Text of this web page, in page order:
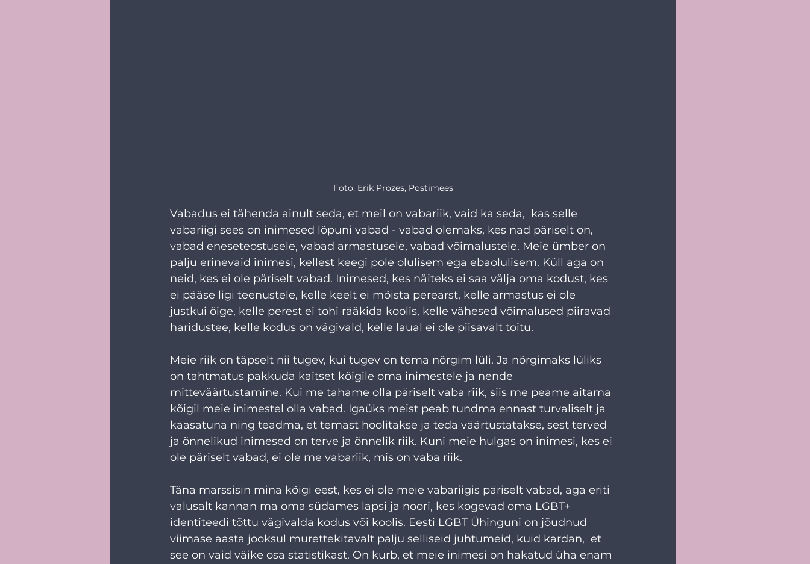
Foto: Erik Prozes, Postimees
Vabadus ei tähenda ainult seda, et meil on vabariik, vaid ka seda,  kas selle
vabariigi sees on inimesed lõpuni vabad - vabad olemaks, kes nad päriselt on,
vabad eneseteostusele, vabad armastusele, vabad võimalustele. Meie ümber on
palju erinevaid inimesi, kellest keegi pole olulisem ega ebaolulisem. Küll aga on
neid, kes ei ole päriselt vabad. Inimesed, kes näiteks ei saa välja oma kodust, kes
ei pääse ligi teenustele, kelle keelt ei mõista perearst, kelle armastus ei ole
justkui õige, kelle perest ei tohi rääkida koolis, kelle vähesed võimalused piiravad
haridustee, kelle kodus on vägivald, kelle laual ei ole piisavalt toitu.
Meie riik on täpselt nii tugev, kui tugev on tema nõrgim lüli. Ja nõrgimaks lüliks
on tahtmatus pakkuda kaitset kõigile oma inimestele ja nende
mitteväärtustamine. Kui me tahame olla päriselt vaba riik, siis me peame aitama
kõigil meie inimestel olla vabad. Igaüks meist peab tundma ennast turvaliselt ja
kaasatuna ning teadma, et temast hoolitakse ja teda väärtustatakse, sest terved
ja õnnelikud inimesed on terve ja õnnelik riik. Kuni meie hulgas on inimesi, kes ei
ole päriselt vabad, ei ole me vabariik, mis on vaba riik.
Täna marssisin mina kõigi eest, kes ei ole meie vabariigis päriselt vabad, aga eriti
valusalt kannan ma oma südames lapsi ja noori, kes kogevad oma LGBT+
identiteedi tõttu vägivalda kodus või koolis. Eesti LGBT Ühinguni on jõudnud
viimase aasta jooksul murettekitavalt palju selliseid juhtumeid, kuid kardan,  et
see on vaid väike osa statistikast. On kurb, et meie inimesi on hakatud üha enam